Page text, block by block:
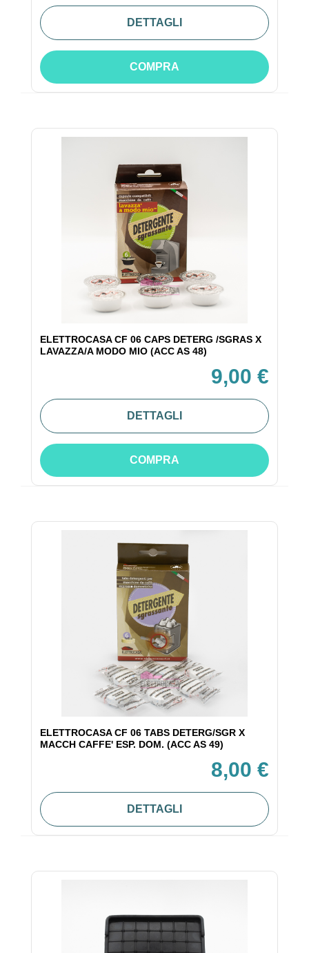
DETTAGLI
COMPRA
ELETTROCASA CF 06 CAPS DETERG /SGRAS X
LAVAZZA/A MODO MIO (ACC AS 48)
9,00 €
DETTAGLI
COMPRA
ELETTROCASA CF 06 TABS DETERG/SGR X
MACCH CAFFE' ESP. DOM. (ACC AS 49)
8,00 €
DETTAGLI